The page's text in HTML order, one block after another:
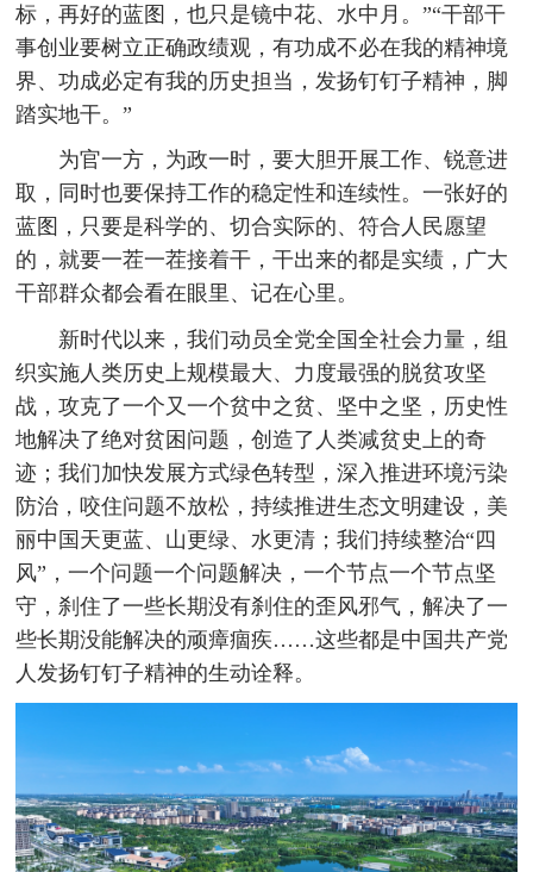
标，再好的蓝图，也只是镜中花、水中月。”“干部干
事创业要树立正确政绩观，有功成不必在我的精神境
界、功成必定有我的历史担当，发扬钉钉子精神，脚
踏实地干。”
为官一方，为政一时，要大胆开展工作、锐意进
取，同时也要保持工作的稳定性和连续性。一张好的
蓝图，只要是科学的、切合实际的、符合人民愿望
的，就要一茬一茬接着干，干出来的都是实绩，广大
干部群众都会看在眼里、记在心里。
新时代以来，我们动员全党全国全社会力量，组
织实施人类历史上规模最大、力度最强的脱贫攻坚
战，攻克了一个又一个贫中之贫、坚中之坚，历史性
地解决了绝对贫困问题，创造了人类减贫史上的奇
迹；我们加快发展方式绿色转型，深入推进环境污染
防治，咬住问题不放松，持续推进生态文明建设，美
丽中国天更蓝、山更绿、水更清；我们持续整治“四
风”，一个问题一个问题解决，一个节点一个节点坚
守，刹住了一些长期没有刹住的歪风邪气，解决了一
些长期没能解决的顽瘴痼疾……这些都是中国共产党
人发扬钉钉子精神的生动诠释。